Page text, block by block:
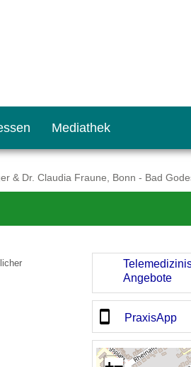
Mediathek
& Dr. Claudia Fraune, Bonn - Bad
Angebote
PraxisApp